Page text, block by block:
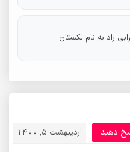
راد به نام لکستان
اردیبهشت 5, 1400 دهید